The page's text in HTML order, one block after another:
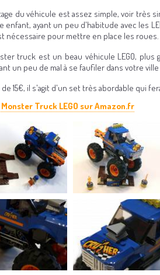
du véhicule est assez simple, voir très
enfant, ayant un peu d'habitude avec les
nécessaire pour mettre en place les roues.
truck est un beau véhicule LEGO,
un peu de mal à se faufiler dans votre ville
de 15€, il s'agit d'un set très abordable qui
Monster Truck LEGO sur Amazon.fr